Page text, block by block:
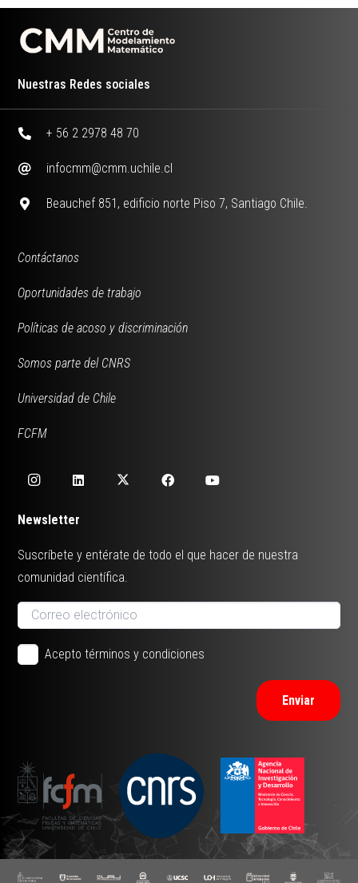
Nuestras Redes sociales
+ 56 2 2978 48 70
infocmm@cmm.uchile.cl
Beauchef 851, edificio norte Piso 7, Santiago Chile.
Contáctanos
Oportunidades de trabajo
Políticas de acoso y discriminación
Somos parte del CNRS
Universidad de Chile
FCFM
Newsletter
Suscríbete y entérate de todo el que hacer de nuestra
comunidad científica.
Acepto términos y condiciones
Enviar